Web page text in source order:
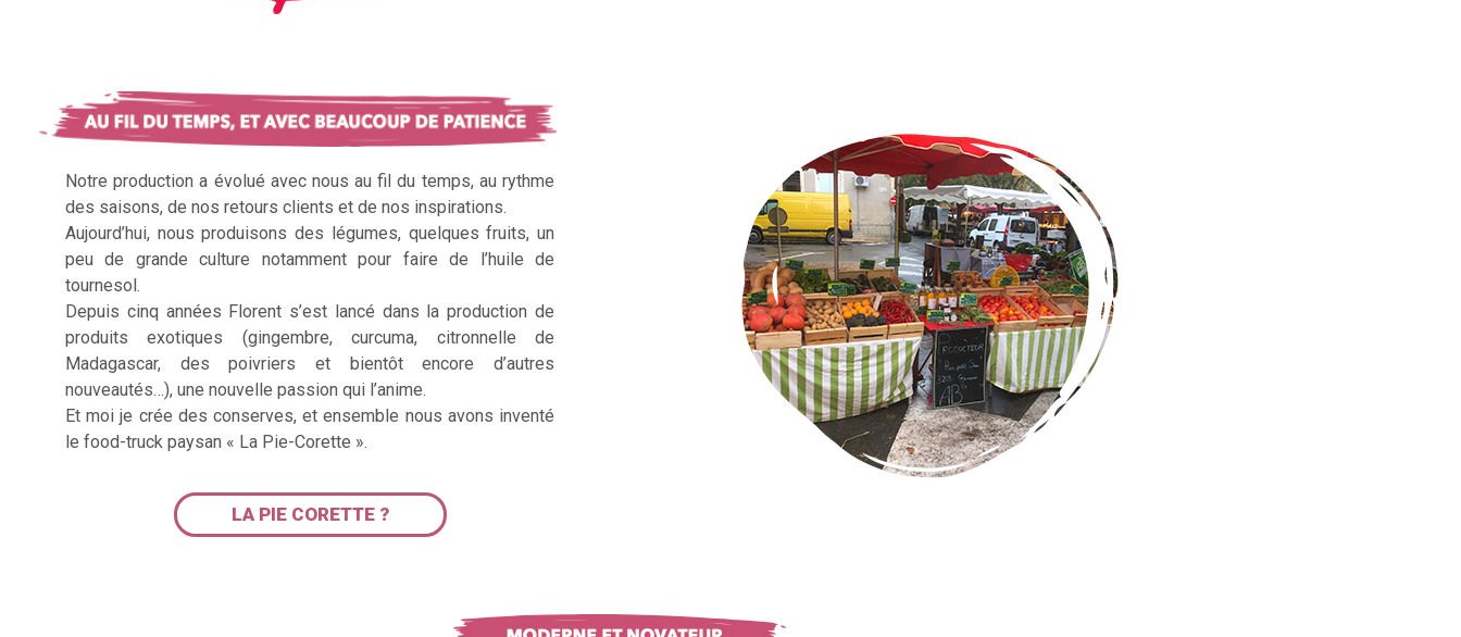
Notre production a évolué avec nous au fil du temps, au rythme
des saisons, de nos retours clients et de nos inspirations.
Aujourd’hui, nous produisons des légumes, quelques fruits, un
peu de grande culture notamment pour faire de l’huile de
tournesol.
Depuis cinq années Florent s’est lancé dans la production de
produits exotiques (gingembre, curcuma, citronnelle de
Madagascar, des poivriers et bientôt encore d’autres
nouveautés…), une nouvelle passion qui l’anime.
Et moi je crée des conserves, et ensemble nous avons inventé
le food-truck paysan « La Pie-Corette ».
LA PIE CORETTE ?